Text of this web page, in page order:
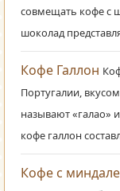
совмещать кофе с
шоколад
Кофе Галлон
Португалии,
называют «галао»
кофе галлон
Кофе с